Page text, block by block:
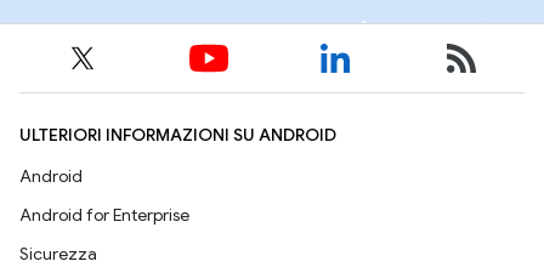
ULTERIORI INFORMAZIONI SU ANDROID
Android
Android for Enterprise
Sicurezza